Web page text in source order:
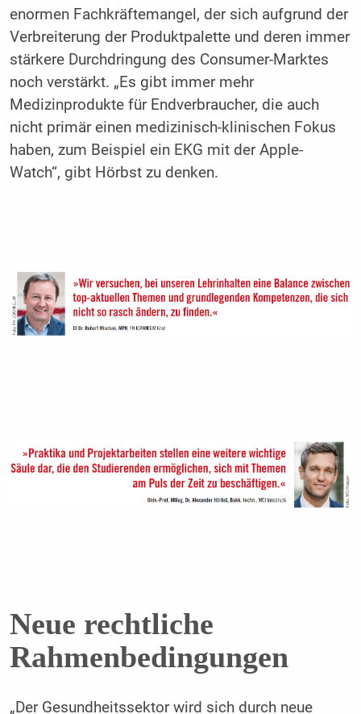
enormen Fachkräftemangel, der sich aufgrund der
Verbreiterung der Produktpalette und deren immer
stärkere Durchdringung des Consumer-Marktes
noch verstärkt. „Es gibt immer mehr
Medizinprodukte für Endverbraucher, die auch
nicht primär einen medizinisch-klinischen Fokus
haben, zum Beispiel ein EKG mit der Apple-
Watch“, gibt Hörbst zu denken.
Neue rechtliche
Rahmenbedingungen
„Der Gesundheitssektor wird sich durch neue